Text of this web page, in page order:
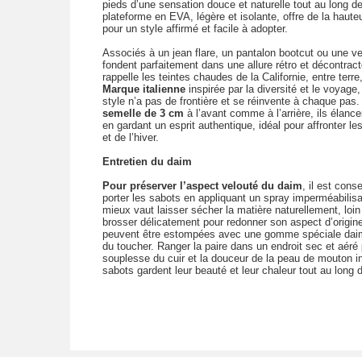
pieds d’une sensation douce et naturelle tout au long
plateforme en EVA, légère et isolante, offre de la
pour un style affirmé et facile à adopter.
Associés à un jean flare, un pantalon bootcut ou une
fondent parfaitement dans une allure rétro et
rappelle les teintes chaudes de la Californie, entre
Marque italienne inspirée par la diversité et le
style n’a pas de frontière et se réinvente à chaque pas.
semelle de 3 cm à l’avant comme à l’arrière, ils
en gardant un esprit authentique, idéal pour affronter
et de l’hiver.
Entretien du daim
Pour préserver l’aspect velouté du daim , il est
porter les sabots en appliquant un spray
mieux vaut laisser sécher la matière naturellement, loin
brosser délicatement pour redonner son aspect
peuvent être estompées avec une gomme spéciale
du toucher. Ranger la paire dans un endroit sec et
souplesse du cuir et la douceur de la peau de mouton
sabots gardent leur beauté et leur chaleur tout au long